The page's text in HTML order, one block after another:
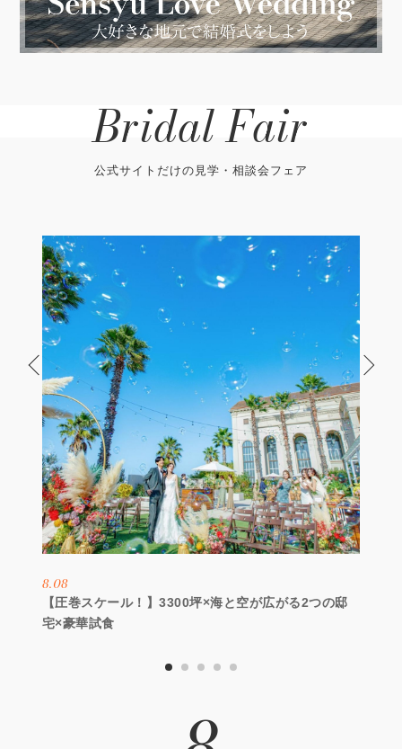
Bridal Fair
公式サイトだけの見学・相談会フェア
8.08
【圧巻スケール！】3300坪×海と空が広がる2つの邸
宅×豪華試食